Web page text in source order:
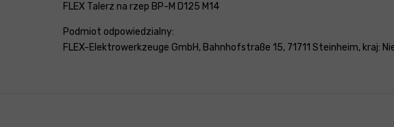
FLEX Talerz na rzep BP-M D125 M14
Podmiot odpowiedzialny:
FLEX-Elektrowerkzeuge GmbH, Bahnhofstraße 15, 71711 Steinheim, kraj: